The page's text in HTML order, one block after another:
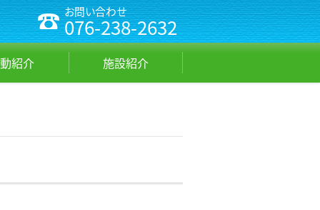
お問い合わせ
076-238-2632
紹介 施設紹介